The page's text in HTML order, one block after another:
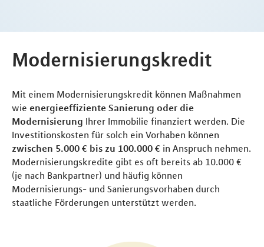
Modernisierungskredit
Mit einem Modernisierungskredit können Maßnahmen
wie energieeffiziente Sanierung oder die
Modernisierung Ihrer Immobilie finanziert werden. Die
Investitionskosten für solch ein Vorhaben können
zwischen 5.000 € bis zu 100.000 € in Anspruch nehmen.
Modernisierungskredite gibt es oft bereits ab 10.000 €
(je nach Bankpartner) und häufig können
Modernisierungs- und Sanierungsvorhaben durch
staatliche Förderungen unterstützt werden.